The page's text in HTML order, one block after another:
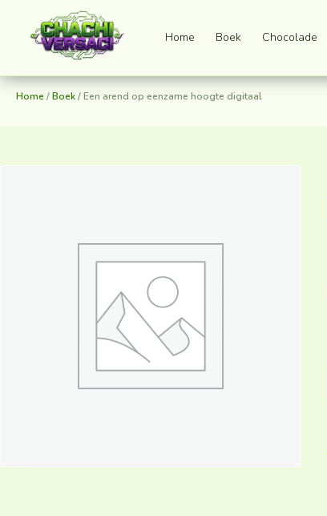
Home Boek Chocolade
Home /Boek/ Een arend op eenzame hoogte digitaal